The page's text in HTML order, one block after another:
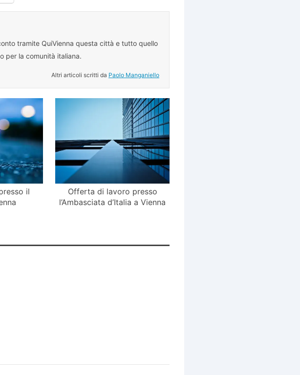
tramite QuiVienna questa città e tutto quello
per la comunità italiana.
Altri articoli scritti da Paolo Manganiello
il
Offerta di lavoro presso
l’Ambasciata d’Italia a Vienna